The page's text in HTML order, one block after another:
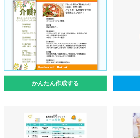
かんたん作成する